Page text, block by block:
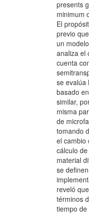
presents
minimum
El
previo
un
analiza el
cuenta
se evalúa
basado
similar,
misma
de
tomando
el cambio
cálculo
material
se
reveló
términos
tiempo de